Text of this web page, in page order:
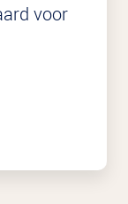
voor